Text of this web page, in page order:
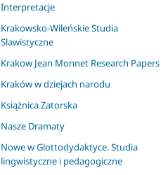
Interpretacje
Krakowsko-Wileńskie Studia
Slawistyczne
Krakow Jean Monnet Research Papers
Kraków w dziejach narodu
Książnica Zatorska
Nasze Dramaty
Nowe w Glottodydaktyce. Studia
lingwistyczne i pedagogiczne